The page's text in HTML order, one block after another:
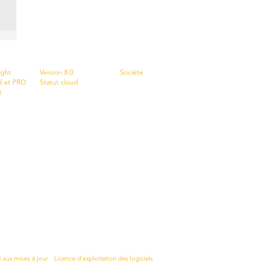
et PRO
Version 8.0
Statut cloud
Société
mises à jour• Licence d'exploitation des logiciels